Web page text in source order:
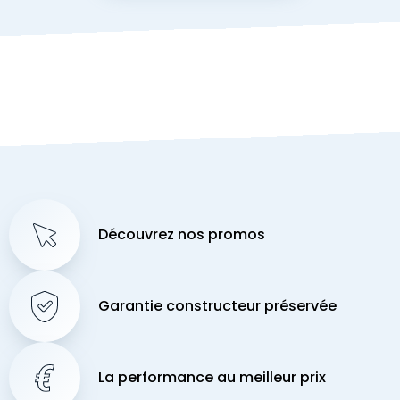
Découvrez nos promos
Garantie constructeur préservée
La performance au meilleur prix